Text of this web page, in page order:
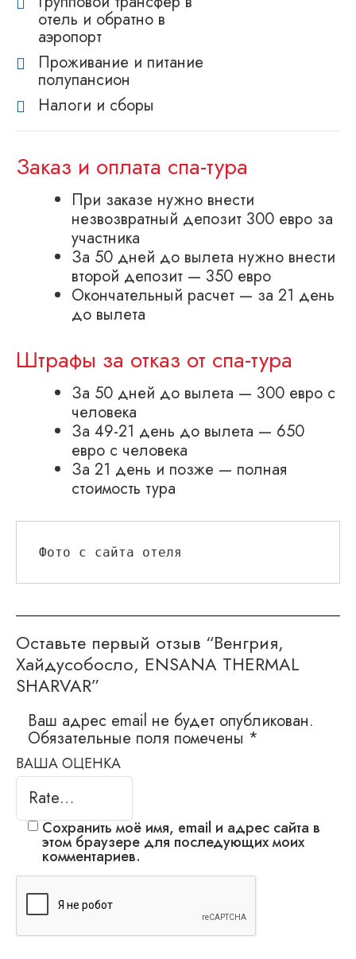
отель и обратно в
аэропорт
Проживание и питание
полупансион
Налоги и сборы
Заказ и оплата спа-тура
При заказе нужно внести
незвозвратный депозит 300 евро за
участника
За 50 дней до вылета нужно внести
второй депозит — 350 евро
Окончательный расчет — за 21 день
до вылета
Штрафы за отказ от спа-тура
За 50 дней до вылета — 300 евро с
человека
За 49-21 день до вылета — 650
евро с человека
За 21 день и позже — полная
стоимость тура
Фото с сайта отеля
Оставьте первый отзыв “Венгрия,
Хайдусобосло, ENSANA THERMAL
SHARVAR”
Ваш адрес email не будет опубликован.
Обязательные поля помечены *
ВАША ОЦЕНКА
Сохранить моё имя, email и адрес сайта в
этом браузере для последующих моих
комментариев.